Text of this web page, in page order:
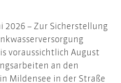
2026 – Zur Sicherstellung
voraussichtlich August
an den
Mildensee in der Straße